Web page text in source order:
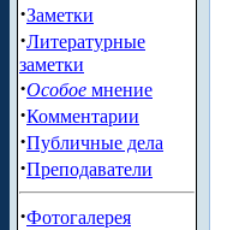
·Заметки
·Литературные
заметки
·Особое мнение
·Комментарии
·Публичные дела
·Преподаватели
·Фотогалерея